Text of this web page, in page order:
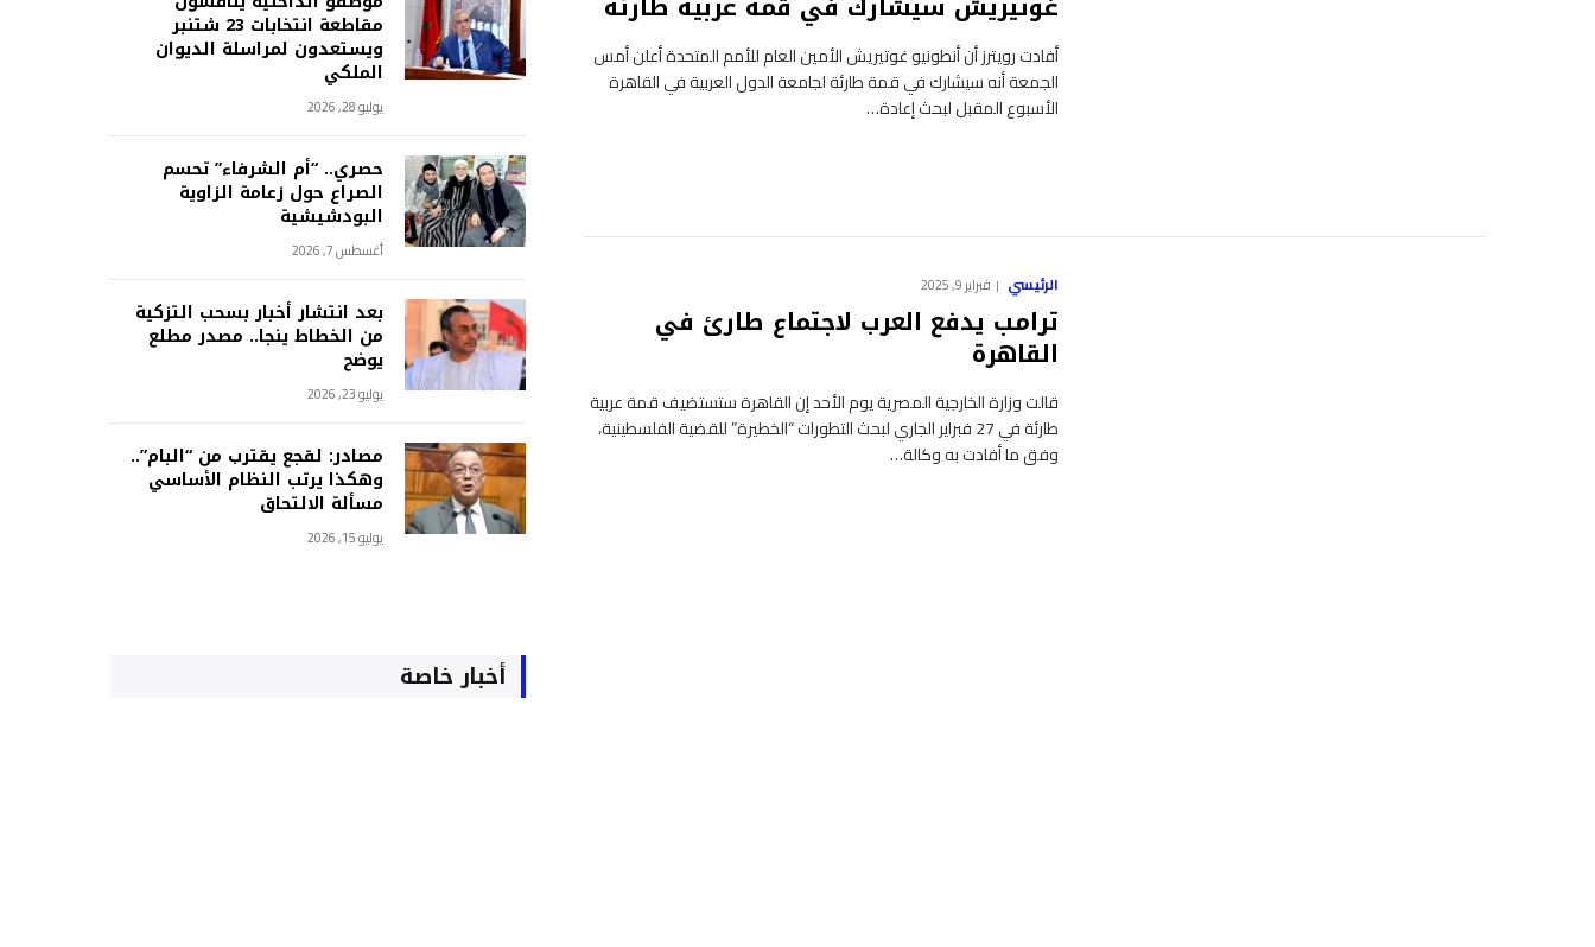
أفادت رويترز أن أنطونيو غوتيريش الأمين العام للأمم المتحدة أعلن أمس
الجمعة أنه سيشارك في قمة طارئة لجامعة الدول العربية في القاهرة
الأسبوع المقبل لبحث إعادة…
الرئيسي فبراير 9, 2025
ترامب يدفع العرب لاجتماع طارئ في
القاهرة
قالت وزارة الخارجية المصرية يوم الأحد إن القاهرة ستستضيف قمة عربية
طارئة في 27 فبراير الجاري لبحث التطورات “الخطيرة” للقضية الفلسطينية،
وفق ما أفادت به وكالة…
مقاطعة انتخابات 23 شتنبر
ويستعدون لمراسلة الديوان
الملكي
يوليو 28, 2026
حصري.. “أم الشرفاء” تحسم
الصراع حول زعامة الزاوية
البودشيشية
أغسطس 7, 2026
بعد انتشار أخبار بسحب التزكية
من الخطاط ينجا.. مصدر مطلع
يوضح
يوليو 23, 2026
مصادر: لقجع يقترب من “البام”..
وهكذا يرتب النظام الأساسي
مسألة الالتحاق
يوليو 15, 2026
أخبار خاصة